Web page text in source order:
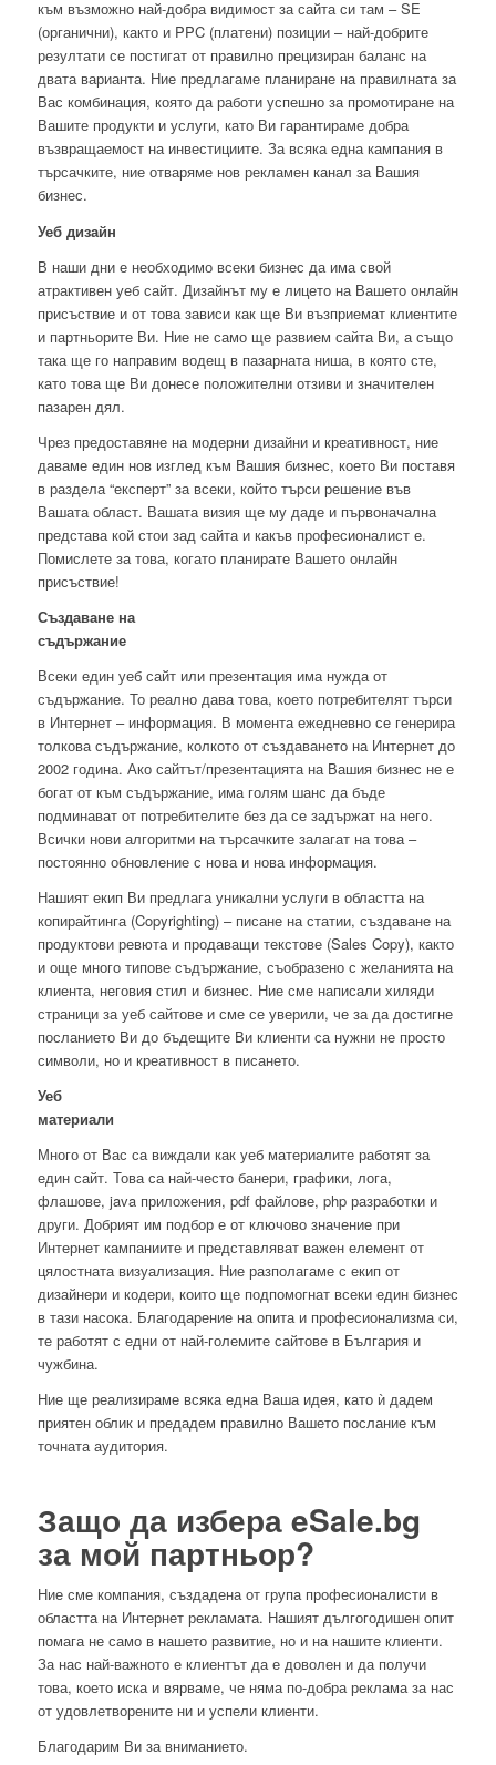
към възможно най-добра видимост за сайта си там – SE
(органични), както и PPC (платени) позиции – най-добрите
резултати се постигат от правилно прецизиран баланс на
двата варианта. Ние предлагаме планиране на правилната за
Вас комбинация, която да работи успешно за промотиране на
Вашите продукти и услуги, като Ви гарантираме добра
възвращаемост на инвестициите. За всяка една кампания в
търсачките, ние отваряме нов рекламен канал за Вашия
бизнес.
Уеб дизайн
В наши дни е необходимо всеки бизнес да има свой
атрактивен уеб сайт. Дизайнът му е лицето на Вашето онлайн
присъствие и от това зависи как ще Ви възприемат клиентите
и партньорите Ви. Ние не само ще развием сайта Ви, а също
така ще го направим водещ в пазарната ниша, в която сте,
като това ще Ви донесе положителни отзиви и значителен
пазарен дял.
Чрез предоставяне на модерни дизайни и креативност, ние
даваме един нов изглед към Вашия бизнес, което Ви поставя
в раздела “експерт” за всеки, който търси решение във
Вашата област. Вашата визия ще му даде и първоначална
представа кой стои зад сайта и какъв професионалист е.
Помислете за това, когато планирате Вашето онлайн
присъствие!
Създаване на
съдържание
Всеки един уеб сайт или презентация има нужда от
съдържание. То реално дава това, което потребителят търси
в Интернет – информация. В момента ежедневно се генерира
толкова съдържание, колкото от създаването на Интернет до
2002 година. Ако сайтът/презентацията на Вашия бизнес не е
богат от към съдържание, има голям шанс да бъде
подминават от потребителите без да се задържат на него.
Всички нови алгоритми на търсачките залагат на това –
постоянно обновление с нова и нова информация.
Нашият екип Ви предлага уникални услуги в областта на
копирайтинга (Copyrighting) – писане на статии, създаване на
продуктови ревюта и продаващи текстове (Sales Copy), както
и още много типове съдържание, съобразено с желанията на
клиента, неговия стил и бизнес. Ние сме написали хиляди
страници за уеб сайтове и сме се уверили, че за да достигне
посланието Ви до бъдещите Ви клиенти са нужни не просто
символи, но и креативност в писането.
Уеб
материали
Много от Вас са виждали как уеб материалите работят за
един сайт. Това са най-често банери, графики, лога,
флашове, java приложения, pdf файлове, php разработки и
други. Добрият им подбор е от ключово значение при
Интернет кампаниите и представляват важен елемент от
цялостната визуализация. Ние разполагаме с екип от
дизайнери и кодери, които ще подпомогнат всеки един бизнес
в тази насока. Благодарение на опита и професионализма си,
те работят с едни от най-големите сайтове в България и
чужбина.
Ние ще реализираме всяка една Ваша идея, като ѝ дадем
приятен облик и предадем правилно Вашето послание към
точната аудитория.
Защо да избера eSale.bg
за мой партньор?
Ние сме компания, създадена от група професионалисти в
областта на Интернет рекламата. Нашият дългогодишен опит
помага не само в нашето развитие, но и на нашите клиенти.
За нас най-важното е клиентът да е доволен и да получи
това, което иска и вярваме, че няма по-добра реклама за нас
от удовлетворените ни и успели клиенти.
Благодарим Ви за вниманието.